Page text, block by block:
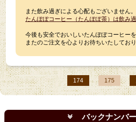
また飲み過ぎによる心配もございません。
たんぽぽコーヒー（たんぽぽ茶）は飲み
今後も安全でおいしいたんぽぽコーヒー
またのご注文を心よりお待ちいたしており
174 175
バックナンバー